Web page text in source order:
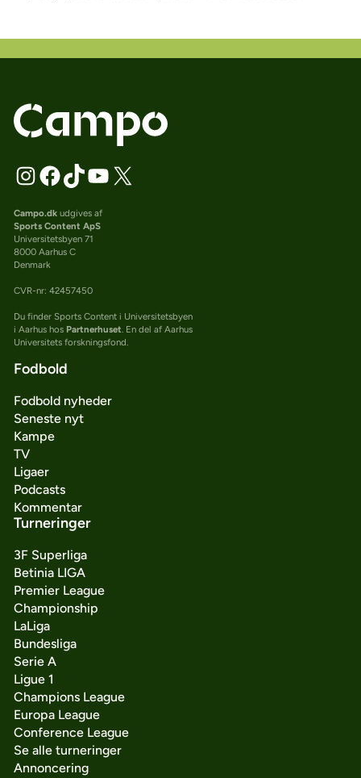
Campo.dkudgives af
Sports Content ApS
Universitetsbyen 71
8000 Aarhus C
Denmark
CVR-nr: 42457450
Du finder Sports Content i Universitetsbyen
i Aarhus hos Partnerhuset . En del af Aarhus
Universitets forskningsfond.
Fodbold
Fodbold nyheder
Seneste nyt
Kampe
TV
Ligaer
Podcasts
Kommentar
Turneringer
3F Superliga
Betinia LIGA
Premier League
Championship
LaLiga
Bundesliga
Serie A
Ligue 1
Champions League
Europa League
Conference League
Se alle turneringer
Annoncering